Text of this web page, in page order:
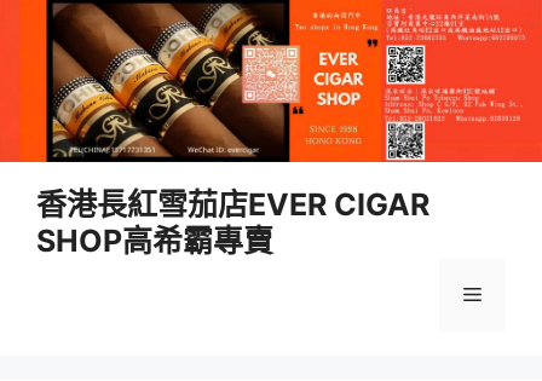
香港長紅雪茄店EVER CIGAR
SHOP高希霸專賣
選